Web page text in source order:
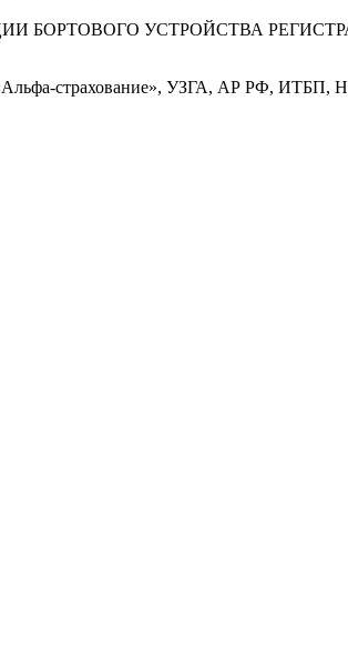
БОРТОВОГО УСТРОЙСТВА
УЗГА, АР РФ,